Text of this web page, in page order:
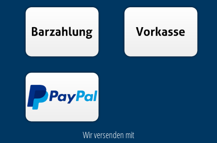
Wir versenden mit